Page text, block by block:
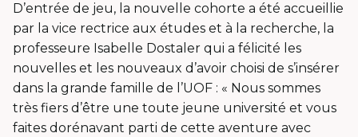
D’entrée de jeu, la nouvelle cohorte a été accueillie
par la vice rectrice aux études et à la recherche, la
professeure Isabelle Dostaler qui a félicité les
nouvelles et les nouveaux d’avoir choisi de s’insérer
dans la grande famille de l’UOF : « Nous sommes
très fiers d’être une toute jeune université et vous
faites dorénavant parti de cette aventure avec